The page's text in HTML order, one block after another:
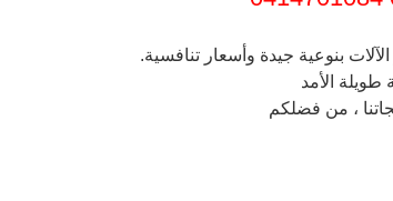
بنوعية جيدة وأسعار تنافسية.
طويلة الأمد
، من فضلكم